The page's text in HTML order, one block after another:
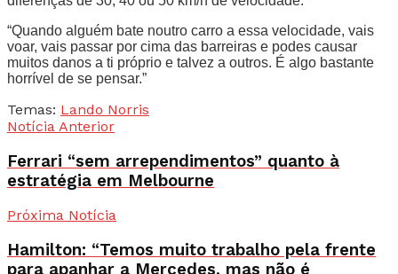
“Quando alguém bate noutro carro a essa velocidade, vais
voar, vais passar por cima das barreiras e podes causar
muitos danos a ti próprio e talvez a outros. É algo bastante
horrível de se pensar.”
Temas: Lando Norris
Notícia Anterior
Ferrari “sem arrependimentos” quanto à
estratégia em Melbourne
Próxima Notícia
Hamilton: “Temos muito trabalho pela frente
para apanhar a Mercedes, mas não é